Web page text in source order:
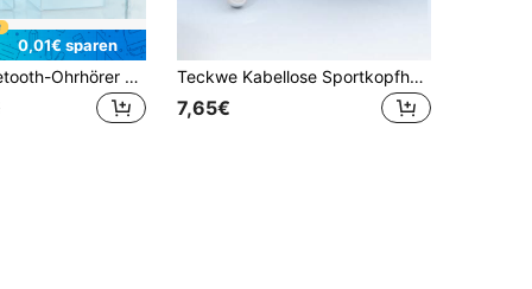
0,01€ sparen
Drahtlose Bluetooth-Ohrhörer Mini Stereo Sport-Kopfhörer mit Mikrofon kompatibel mit allen Smartphones Teckwe Kabellose Sportkopfhörer, lange Akkulaufzeit, Geräuschunterdrückung, Ladekoffer mit digitaler Anzeige, wasserdicht und schweißresistent, Type-C Schnellladung, offenes Ohr
7,65€